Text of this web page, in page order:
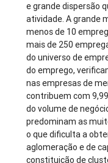
e grande dispersão
atividade. A grande
menos de 10
mais de 250
do universo de
do emprego,
nas empresas de
contribuem com
do volume de
predominam as
o que dificulta a
aglomeração e de
constituição de